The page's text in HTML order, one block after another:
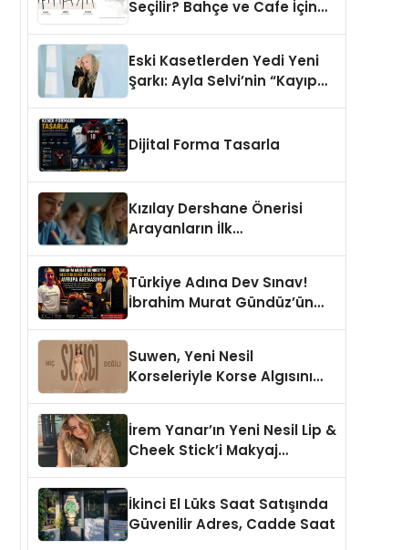
Seçilir? Bahçe ve Cafe İçin
Eski Kasetlerden Yedi Yeni
Şarkı: Ayla Selvi’nin “Kayıp
Dijital Forma Tasarla
Kızılay Dershane Önerisi
Arayanların İlk
Türkiye Adına Dev Sınav!
İbrahim Murat Gündüz’ün
Suwen, Yeni Nesil
Korseleriyle Korse Algısını
İrem Yanar’ın Yeni Nesil Lip &
Cheek Stick’i Makyaj
İkinci El Lüks Saat Satışında
Güvenilir Adres, Cadde Saat